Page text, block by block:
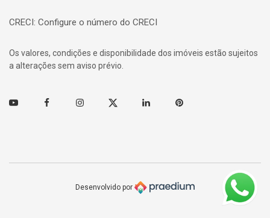
CRECI: Configure o número do CRECI
Os valores, condições e disponibilidade dos imóveis estão sujeitos
a alterações sem aviso prévio.
Youtube FacebookInstagramTwitter Linkedin Pinterest
Desenvolvido por